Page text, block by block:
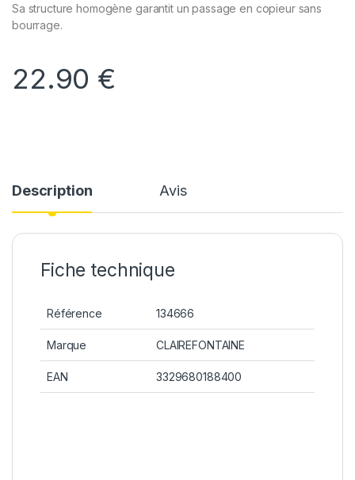
Sa structure homogène garantit un passage en copieur sans
bourrage.
22.90 €
Description Avis
Fiche technique
Référence 134666
Marque CLAIREFONTAINE
EAN 3329680188400